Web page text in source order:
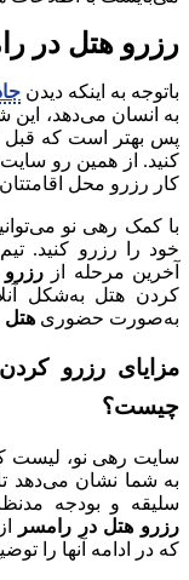
رزرو هتل در
باتوجه به اینکه دیدن
به انسان می‌دهد، این
پس بهتر است که قبل
کنید. از همین رو
کار رزرو محل
با کمک رهی نو
خود را رزرو کنید.
آخرین مرحله از
کردن هتل به‌شکل
به‌صورت حضوری هتل
مزایای رزرو
چیست؟
سایت رهی نو، لیست
به شما نشان می‌دهد
سلیقه و بودجه
رزرو هتل در رامسر
که در ادامه آنها را